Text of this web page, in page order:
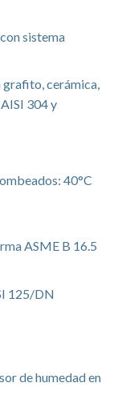
sistema
grafito, cerámica,
304 y
40°C
ASME B 16.5
125/DN
de humedad en